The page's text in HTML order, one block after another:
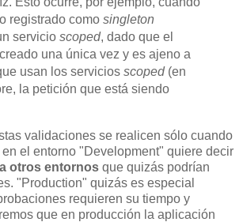
registrado como singleton
servicio scoped, dado que el
una única vez y es ajeno a
usan los servicios scoped(en
la petición que está siendo
validaciones se realicen sólo cuando
el entorno "Development" quiere decir
otros entornos que quizás podrían
"Production" quizás es especial
requieren su tiempo y
que en producción la aplicación